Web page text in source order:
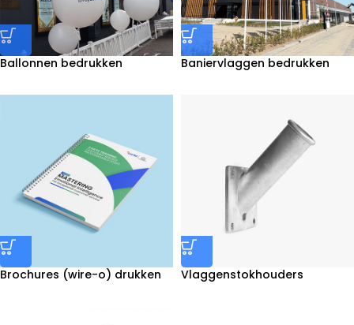
Ballonnen bedrukken Baniervlaggen bedrukken
Brochures (wire-o) drukken
Vlaggenstokhouders